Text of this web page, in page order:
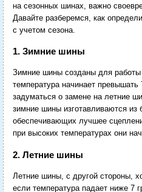
на сезонных шинах, важно
Давайте разберемся, как
с учетом сезона.
1. Зимние шины
Зимние шины созданы для работы
температура начинает
задуматься о замене на летние
зимние шины изготавливаются из
обеспечивающих лучшее
при высоких температурах они
2. Летние шины
Летние шины, с другой стороны,
если температура падает ниже 7